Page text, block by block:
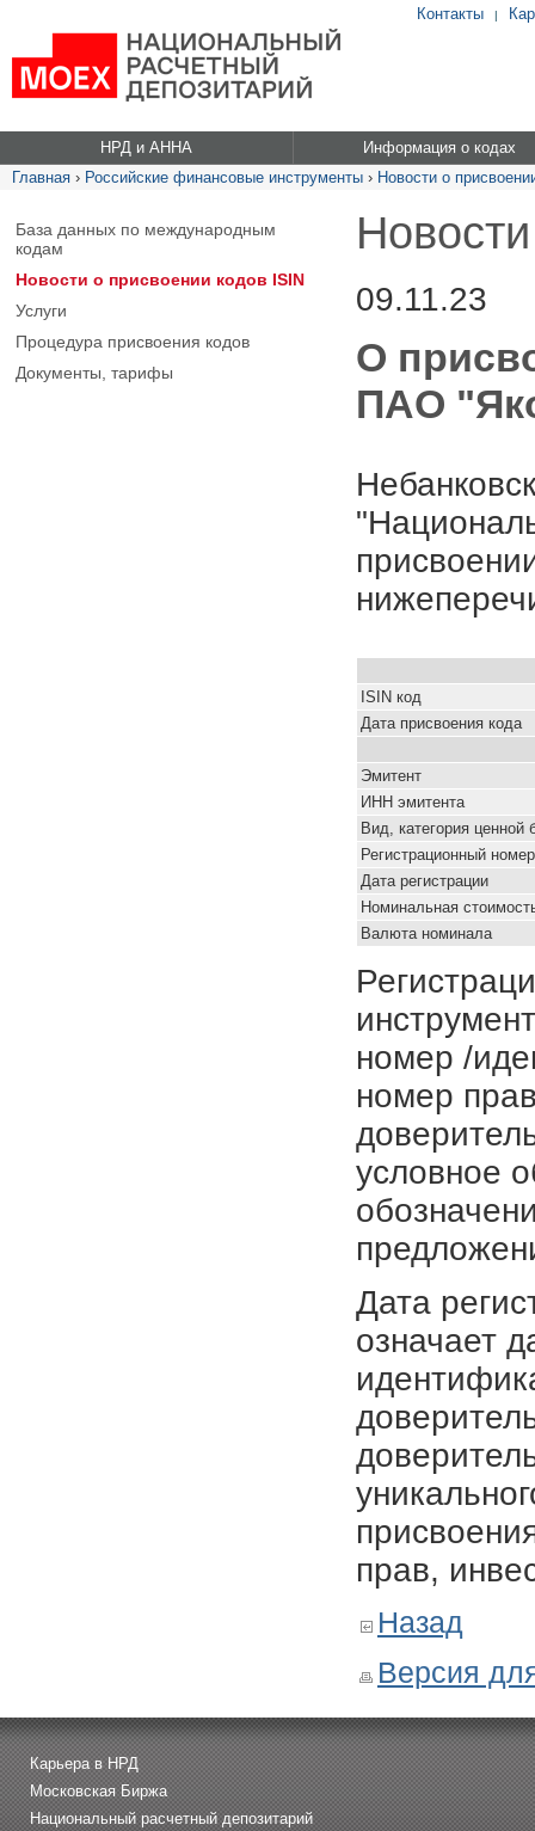
Контакты |
НРД и АННА
Информация о кодах
Главная › Российские финансовые инструменты › Новости о
База данных по международным
кодам
Новости о присвоении кодов ISIN
Услуги
Процедура присвоения кодов
Документы, тарифы
09.11.23
О
ПАО
ISIN код
Дата присвоения кода
Эмитент
ИНН эмитента
Вид, категория ценной
Регистрационный номер
Дата регистрации
Номинальная
Валюта номинала
номер /
номер
условное
Дата
означает
прав,
Назад
Версия
Карьера в НРД
Московская Биржа
Национальный расчетный депозитарий